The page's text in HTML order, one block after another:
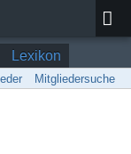
Lexikon
Mitgliedersuche